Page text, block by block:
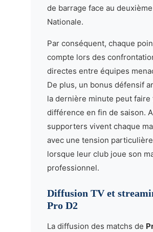
de barrage face au
Nationale.
Par conséquent, chaque
compte lors des
directes entre équipes
De plus, un bonus défensif
la dernière minute peut faire
différence en fin de saison.
supporters vivent chaque
avec une tension particulière
lorsque leur club joue son
professionnel.
Diffusion TV et
Pro D2
La diffusion des matchs de